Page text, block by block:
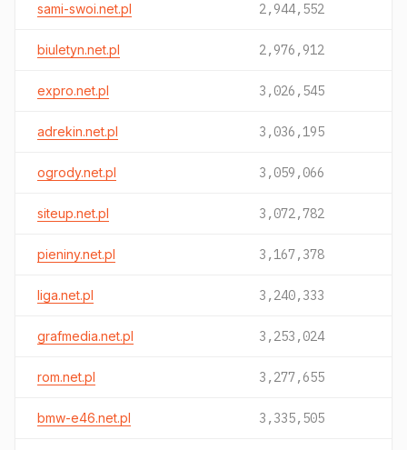
sami-swoi.net.pl 2,944,552
biuletyn.net.pl 2,976,912
expro.net.pl 3,026,545
adrekin.net.pl 3,036,195
ogrody.net.pl 3,059,066
siteup.net.pl 3,072,782
pieniny.net.pl 3,167,378
liga.net.pl 3,240,333
grafmedia.net.pl 3,253,024
rom.net.pl 3,277,655
bmw-e46.net.pl 3,335,505